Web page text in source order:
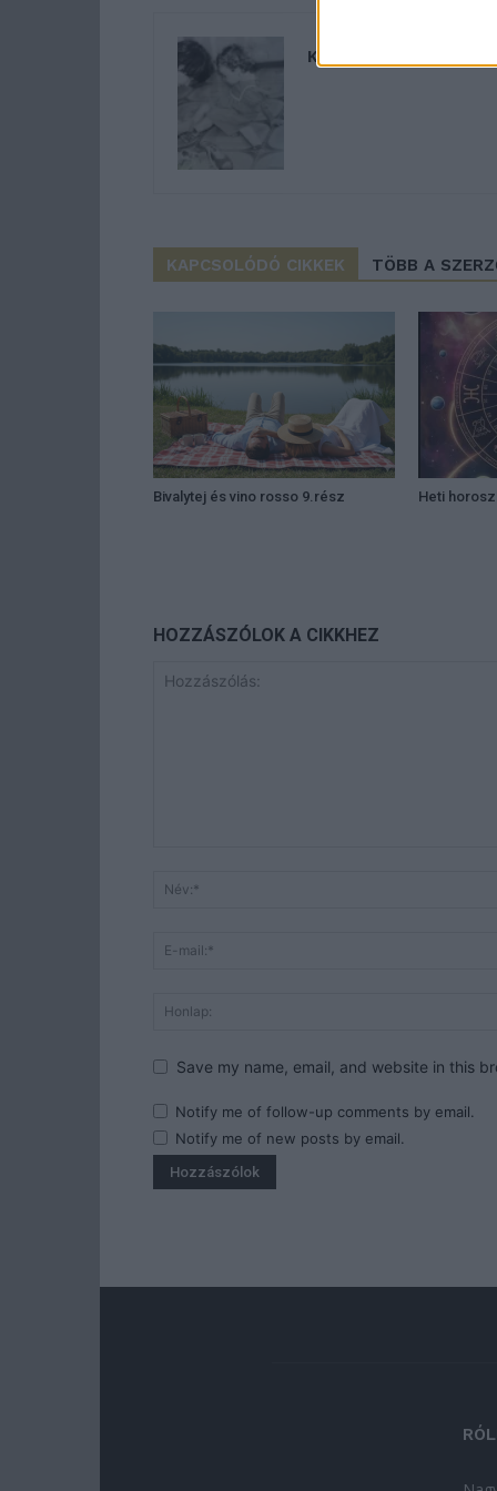
K.T.
KAPCSOLÓDÓ CIKKEK TÖBB A
Bivalytej és vino rosso 9.rész Heti
HOZZÁSZÓLOK A CIKKHEZ
Save my name, email, and website in this
Notify me of follow-up comments by email.
Notify me of new posts by email.